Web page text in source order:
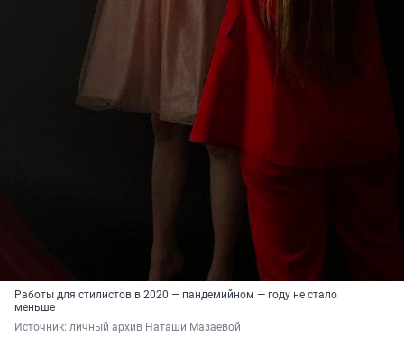
Работы для стилистов в 2020 — пандемийном — году не стало
меньше
Источник: личный архив Наташи Мазаевой